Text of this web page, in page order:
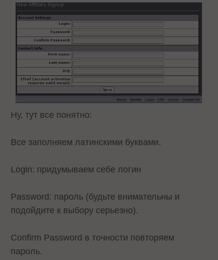
Ну, тут все понятно:
Все заполняем латинскими буквами.
Login: придумываем себе логин
Password: пароль (будьте внимательны и
подойдите к выбору серьезно).
Confirm Password в точности повторяем
пароль.